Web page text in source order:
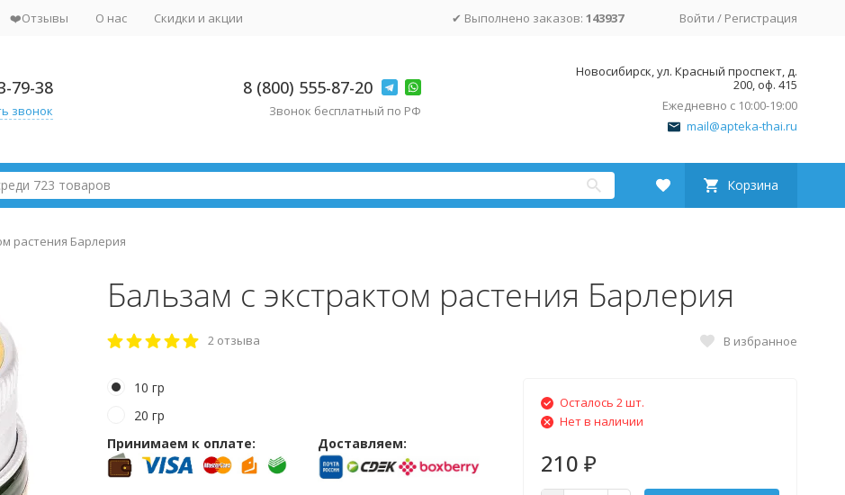
❤️Отзывы О нас Скидки и акции ✔ Выполнено заказов: 143937 Войти / Регистрация
79-38
звонок
8 (800) 555-87-20
Звонок бесплатный по РФ
Новосибирск, ул. Красный проспект, д.
200, оф. 415
Ежедневно с 10:00-19:00
mail@apteka-thai.ru
Корзина
растения Барлерия
Бальзам с экстрактом растения Барлерия
2 отзыва В избранное
10 гр
20 гр
Принимаем к оплате:
Доставляем:
Осталось 2 шт.
Нет в наличии
210 ₽